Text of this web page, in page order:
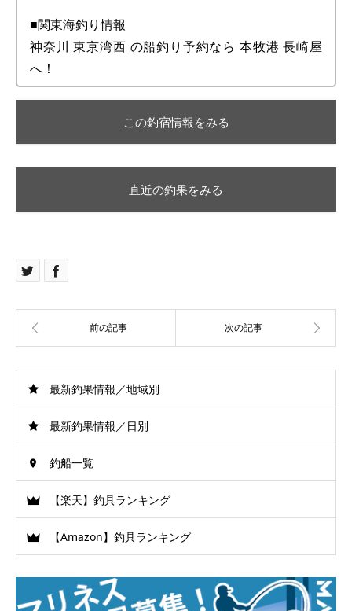
■関東海釣り情報
神奈川 東京湾西 の船釣り予約なら 本牧港 長崎屋
へ！
この釣宿情報をみる
直近の釣果をみる
最新釣果情報／地域別
最新釣果情報／日別
釣船一覧
【楽天】釣具ランキング
【Amazon】釣具ランキング